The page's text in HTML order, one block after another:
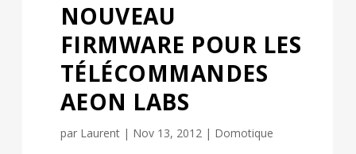
NOUVEAU
FIRMWARE POUR LES
TÉLÉCOMMANDES
AEON LABS
par Laurent| Nov 13, 2012| Domotique